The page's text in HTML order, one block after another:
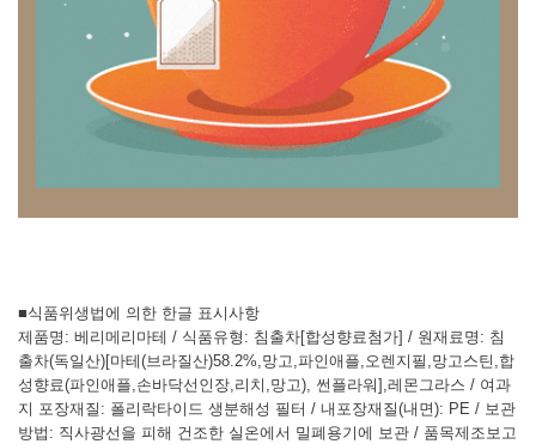
■식품위생법에 의한 한글 표시사항
제품명: 베리메리마테 / 식품유형: 침출차[합성향료첨가] / 원재료명: 침
출차(독일산)[마테(브라질산)58.2%,망고,파인애플,오렌지필,망고스틴,합
성향료(파인애플,손바닥선인장,리치,망고), 썬플라워],레몬그라스 / 여과
지 포장재질: 폴리락타이드 생분해성 필터 / 내포장재질(내면): PE / 보관
방법: 직사광선을 피해 건조한 실온에서 밀폐용기에 보관 / 품목제조보고